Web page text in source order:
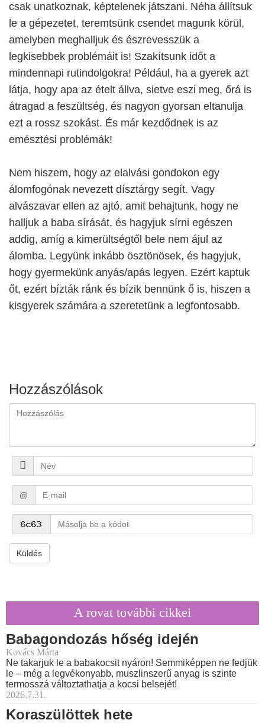
csak unatkoznak, képtelenek játszani. Néha állítsuk
le a gépezetet, teremtsünk csendet magunk körül,
amelyben meghalljuk és észrevesszük a
legkisebbek problémáit is! Szakítsunk időt a
mindennapi rutindolgokra! Például, ha a gyerek azt
látja, hogy apa az ételt állva, sietve eszi meg, őrá is
átragad a feszültség, és nagyon gyorsan eltanulja
ezt a rossz szokást. És már kezdődnek is az
emésztési problémák!
Nem hiszem, hogy az elalvási gondokon egy
álomfogónak nevezett dísztárgy segít. Vagy
alvászavar ellen az ajtó, amit behajtunk, hogy ne
halljuk a baba sírását, és hagyjuk sírni egészen
addig, amíg a kimerültségtől bele nem ájul az
álomba. Legyünk inkább ösztönösek, és hagyjuk,
hogy gyermekünk anyás/apás legyen. Ezért kaptuk
őt, ezért bízták ránk és bízik bennünk ő is, hiszen a
kisgyerek számára a szeretetünk a legfontosabb.
Hozzászólások
@
Küldés
A rovat további cikkei
Babagondozás hőség idején
Kovács Márta
Ne takarjuk le a babakocsit nyáron! Semmiképpen ne fedjük
le – még a legvékonyabb, muszlinszerű anyag is szinte
termosszá változtathatja a kocsi belsejét!
2026.7.31.
Koraszülöttek hete